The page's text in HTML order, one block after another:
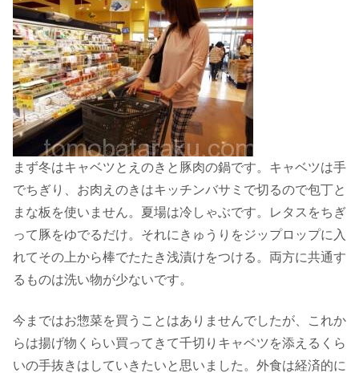
まず冬はキャベツとえのきと豚肉の鍋です。キャベツは手
でちぎり、お肉えのきはキッチンバサミで切るので包丁と
まな板を使いません。夏場は冷しゃぶです。レタスをちぎ
って豚をゆでるだけ。それにきゅうりをジップロップに入
れてその上から棒でたたき浅漬けをつける。両方に共通す
るものは洗い物が少ないです。
今まではお惣菜を買うことはありませんでしたが、これか
らは揚げ物くらい買ってきて千切りキャベツを添えるくら
いの手抜きはしていきたいと思いました。外食は経済的に